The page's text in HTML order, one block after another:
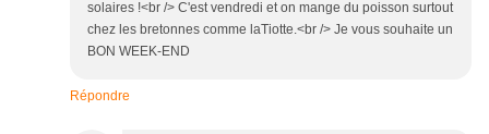
solaires !<br /> C'est vendredi et on mange du poisson surtout
chez les bretonnes comme laTiotte.<br /> Je vous souhaite un
BON WEEK-END
Répondre